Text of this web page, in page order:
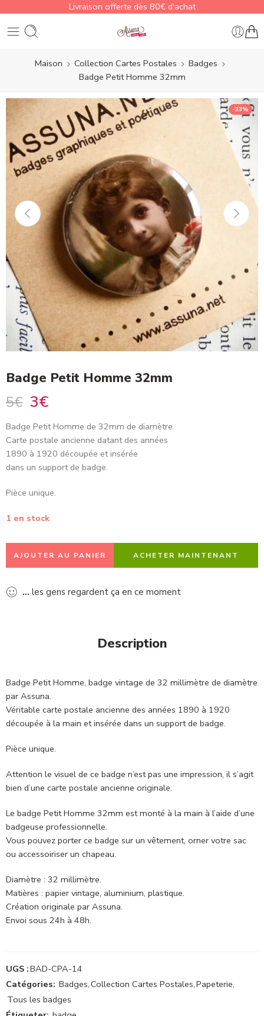
Livraison offerte dès 80€ d'achat
Maison Collection Cartes Postales
Badges
Badge Petit Homme 32mm
-33%
Badge Petit Homme 32mm
5€ 3€
Badge Petit Homme de 32mm de diamètre.
Carte postale ancienne datant des années
1890 à 1920 découpée et insérée
dans un support de badge.
Pièce unique.
1 en stock
AJOUTER AU PANIER ACHETER MAINTENANT
... les gens regardent ça en ce moment
Description
Badge Petit Homme, badge vintage de 32 millimètre de diamètre
par Assuna.
Véritable carte postale ancienne des années 1890 à 1920
découpée à la main et insérée dans un support de badge.
Pièce unique.
Attention le visuel de ce badge n’est pas une impression, il s’agit
bien d’une carte postale ancienne originale.
Le badge Petit Homme 32mm est monté à la main à l’aide d’une
badgeuse professionnelle.
Vous pouvez porter ce badge sur un vêtement, orner votre sac
ou accessoiriser un chapeau.
Diamètre : 32 millimètre.
Matières : papier vintage, aluminium, plastique.
Création originale par Assuna.
Envoi sous 24h à 48h.
UGS :BAD-CPA-14
Catégories: Badges,Collection Cartes Postales,Papeterie,
Tous les badges